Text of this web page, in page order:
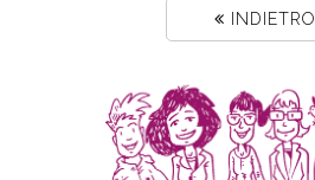
INDIETRO